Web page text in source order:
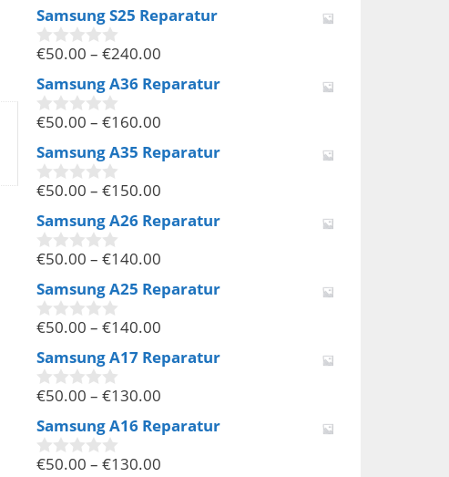
o
n
5
Samsung S25 Reparatur
0
o
n
5
€50.00 – €240.00
Samsung A36 Reparatur
0
o
n
5
€50.00 – €160.00
Samsung A35 Reparatur
0
o
n
5
€50.00 – €150.00
Samsung A26 Reparatur
0
o
n
5
€50.00 – €140.00
Samsung A25 Reparatur
0
o
n
5
€50.00 – €140.00
Samsung A17 Reparatur
0
o
n
5
€50.00 – €130.00
Samsung A16 Reparatur
0
€50.00 – €130.00